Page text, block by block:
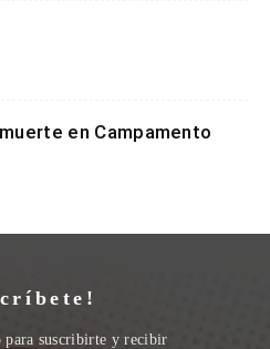
en Campamento
suscribirte y recibir